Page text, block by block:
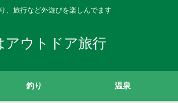
、旅行など外遊びを楽しんでます
アウトドア旅行
釣り 温泉